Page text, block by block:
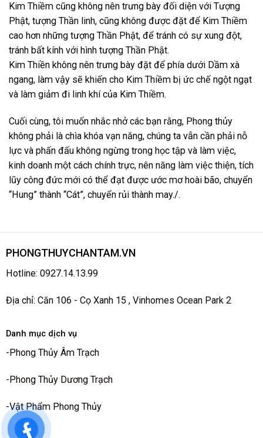
Kim Thiềm cũng không nên trưng bày đối diện với Tượng
Phật, tượng Thần linh, cũng không được đặt để Kim Thiềm
cao hơn những tượng Thần Phật, để tránh có sự xung đột,
tránh bất kính với hình tượng Thần Phật.
Kim Thiền không nên trưng bày đặt để phía dưới Dầm xà
ngang, làm vậy sẽ khiến cho Kim Thiềm bị ức chế ngột ngạt
và làm giảm đi linh khí của Kim Thiềm.
Cuối cùng, tôi muốn nhắc nhở các bạn rằng, Phong thủy
không phải là chìa khóa vạn năng, chúng ta vẫn cần phải nỗ
lực và phấn đấu không ngừng trong học tập và làm việc,
kinh doanh một cách chính trực, nên năng làm việc thiện, tích
lũy công đức mới có thể đạt được ước mơ hoài bão, chuyển
“Hung” thành “Cát”, chuyển rủi thành may./.
PHONGTHUYCHANTAM.VN
Hotline: 0927.14.13.99
Địa chỉ: Căn 106 - Cọ Xanh 15 , Vinhomes Ocean Park 2
Danh mục dịch vụ
- Phong Thủy Âm Trạch
- Phong Thủy Dương Trạch
-Vật Phẩm Phong Thủy